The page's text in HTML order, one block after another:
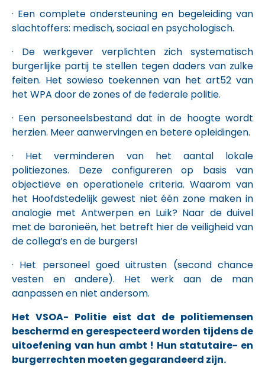
· Een complete ondersteuning en begeleiding van
slachtoffers: medisch, sociaal en psychologisch.
· De werkgever verplichten zich systematisch
burgerlijke partij te stellen tegen daders van zulke
feiten. Het sowieso toekennen van het art52 van
het WPA door de zones of de federale politie.
· Een personeelsbestand dat in de hoogte wordt
herzien. Meer aanwervingen en betere opleidingen.
· Het verminderen van het aantal lokale
politiezones. Deze configureren op basis van
objectieve en operationele criteria. Waarom van
het Hoofdstedelijk gewest niet één zone maken in
analogie met Antwerpen en Luik? Naar de duivel
met de baronieën, het betreft hier de veiligheid van
de collega’s en de burgers!
· Het personeel goed uitrusten (second chance
vesten en andere). Het werk aan de man
aanpassen en niet andersom.
Het VSOA- Politie eist dat de politiemensen
beschermd en gerespecteerd worden tijdens de
uitoefening van hun ambt ! Hun statutaire- en
burgerrechten moeten gegarandeerd zijn.